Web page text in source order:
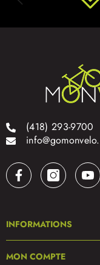
(418) 293-9700
INFORMATIONS
MON COMPTE